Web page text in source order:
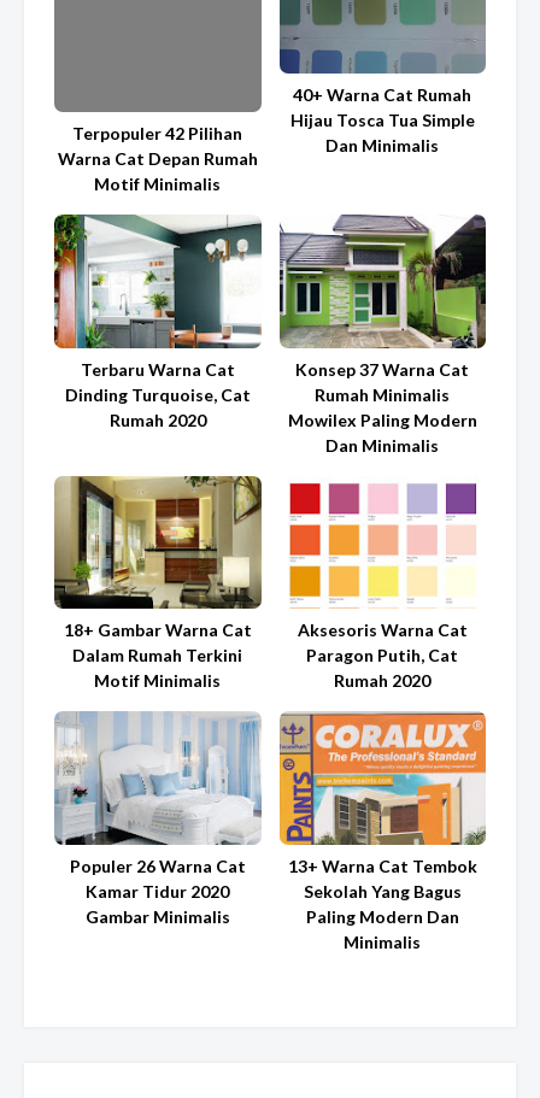
Terpopuler 42 Pilihan
Warna Cat Depan Rumah
Motif Minimalis
40+ Warna Cat Rumah
Hijau Tosca Tua Simple
Dan Minimalis
Terbaru Warna Cat
Dinding Turquoise, Cat
Rumah 2020
Konsep 37 Warna Cat
Rumah Minimalis
Mowilex Paling Modern
Dan Minimalis
18+ Gambar Warna Cat
Dalam Rumah Terkini
Motif Minimalis
Aksesoris Warna Cat
Paragon Putih, Cat
Rumah 2020
Populer 26 Warna Cat
Kamar Tidur 2020
Gambar Minimalis
13+ Warna Cat Tembok
Sekolah Yang Bagus
Paling Modern Dan
Minimalis